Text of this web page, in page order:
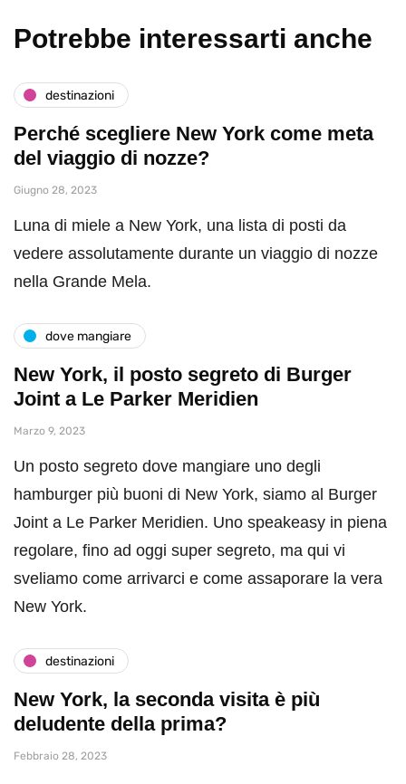
Potrebbe interessarti anche
destinazioni
Perché scegliere New York come meta
del viaggio di nozze?
Giugno 28, 2023
Luna di miele a New York, una lista di posti da
vedere assolutamente durante un viaggio di nozze
nella Grande Mela.
dove mangiare
New York, il posto segreto di Burger
Joint a Le Parker Meridien
Marzo 9, 2023
Un posto segreto dove mangiare uno degli
hamburger più buoni di New York, siamo al Burger
Joint a Le Parker Meridien. Uno speakeasy in piena
regolare, fino ad oggi super segreto, ma qui vi
sveliamo come arrivarci e come assaporare la vera
New York.
destinazioni
New York, la seconda visita è più
deludente della prima?
Febbraio 28, 2023